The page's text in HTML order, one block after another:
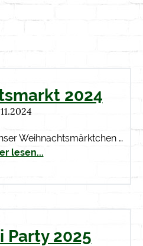
2024
Weihnachtsmärktchen …
lesen...
Party 2025